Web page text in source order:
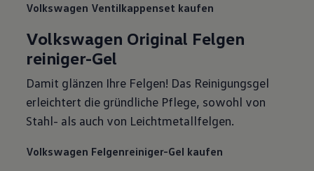
Volkswagen Ventilkappenset kaufen
Volkswagen Original Felgen
reiniger-Gel
Damit glänzen Ihre Felgen! Das Reinigungsgel
erleichtert die gründliche Pflege, sowohl von
Stahl- als auch von Leichtmetallfelgen.
Volkswagen Felgenreiniger-Gel kaufen